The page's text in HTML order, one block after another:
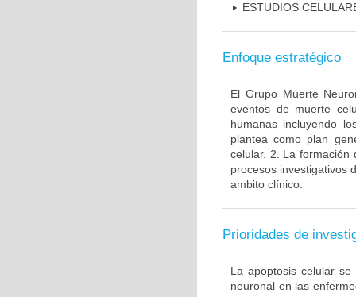
ESTUDIOS
Enfoque estratégico
El Grupo Muerte
eventos de muerte
humanas incluyendo
plantea como plan
celular. 2. La formación
procesos investigativos
ambito clínico.
Prioridades de
La apoptosis celular
neuronal en las